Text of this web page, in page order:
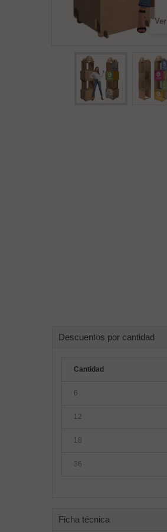
Descuentos por cantidad
Cantidad
6
12
18
36
Ficha técnica